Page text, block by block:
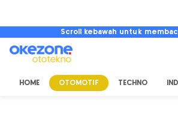
Scroll kebawah untuk
HOME OTOMOTIF TECHNO